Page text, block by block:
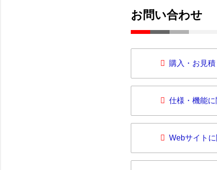
お問い合わせ
購入・お見
仕様・機能
Webサイト